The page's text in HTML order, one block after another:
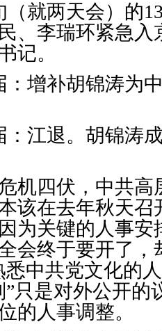
（就两天会）的
、李瑞环紧急入
记。
：增补胡锦涛为
：江退。胡锦涛
机四伏，中共高
该在去年秋天召
为关键的人事安
会终于要开了，
悉中共党文化的
”只是对外公开的
的人事调整。